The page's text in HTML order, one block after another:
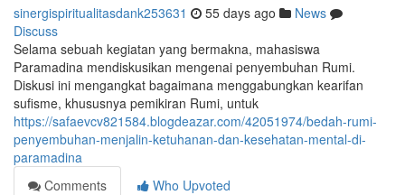
sinergispiritualitasdank253631 55 days ago
News
Discuss
Selama sebuah kegiatan yang bermakna, mahasiswa
Paramadina mendiskusikan mengenai penyembuhan Rumi.
Diskusi ini mengangkat bagaimana menggabungkan kearifan
sufisme, khususnya pemikiran Rumi, untuk
https://safaevcv821584.blogdeazar.com/42051974/bedah-rumi-
penyembuhan-menjalin-ketuhanan-dan-kesehatan-mental-di-
paramadina
Comments
Who Upvoted